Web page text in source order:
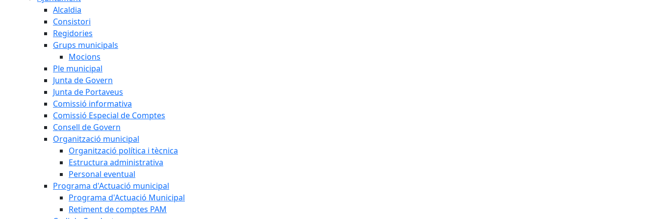
Alcaldia
Consistori
Regidories
Grups municipals
Mocions
Ple municipal
Junta de Govern
Junta de Portaveus
Comissió informativa
Comissió Especial de Comptes
Consell de Govern
Organització municipal
Organització política i tècnica
Estructura administrativa
Personal eventual
Programa d'Actuació municipal
Programa d'Actuació Municipal
Retiment de comptes PAM